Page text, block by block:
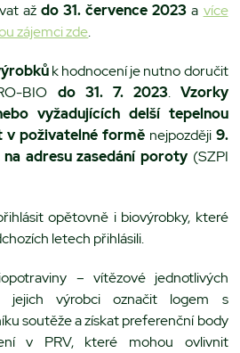
až do 31. července 2023 a více
zájemci zde.
k hodnocení je nutno doručit
BIO do 31. 7. 2023. Vzorky
vyžadujících delší tepelnou
v poživatelné forměnejpozději 9.
adresu zasedání poroty (SZPI
opětovně i biovýrobky, které
letech přihlásili.
– vítězové jednotlivých
jejich výrobci označit logem s
soutěže a získat preferenční body
v PRV, které mohou ovlivnit